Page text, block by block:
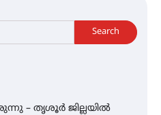
Search
– തൃശൂർ ജില്ലയിൽ